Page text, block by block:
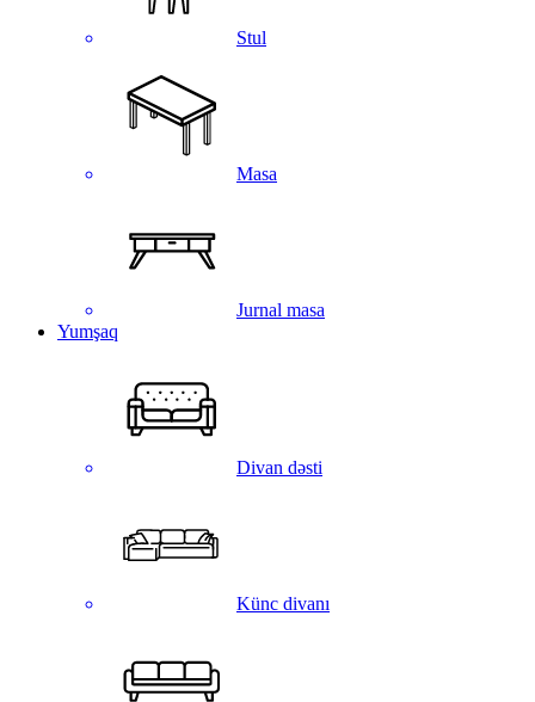
Stul
Masa
Jurnal masa
Yumşaq
Divan dəsti
Künc divanı